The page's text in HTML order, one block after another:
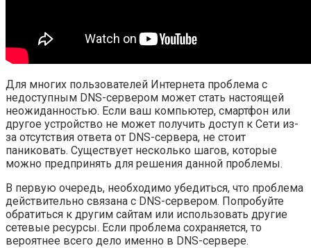
Для многих пользователей Интернета проблема с
недоступным DNS-сервером может стать настоящей
неожиданностью. Если ваш компьютер, смартфон или
другое устройство не может получить доступ к Сети из-
за отсутствия ответа от DNS-сервера, не стоит
паниковать. Существует несколько шагов, которые
можно предпринять для решения данной проблемы.
В первую очередь, необходимо убедиться, что проблема
действительно связана с DNS-сервером. Попробуйте
обратиться к другим сайтам или использовать другие
сетевые ресурсы. Если проблема сохраняется, то
вероятнее всего дело именно в DNS-сервере.